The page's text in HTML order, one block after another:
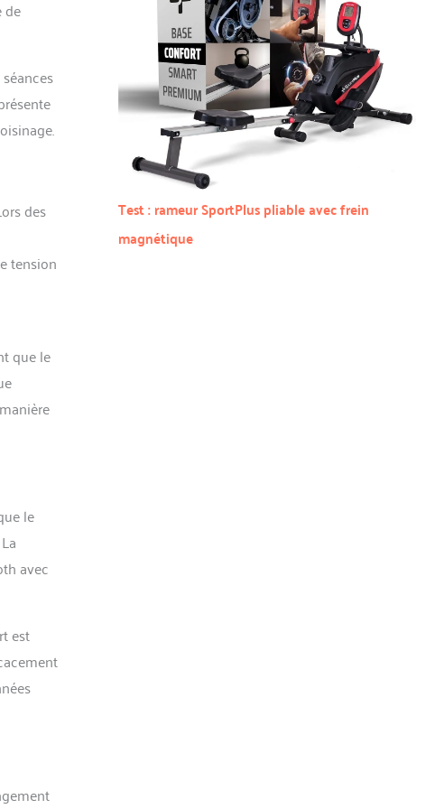
de
des
tension
que le
le
avec
est
Test : rameur SportPlus pliable avec frein
magnétique